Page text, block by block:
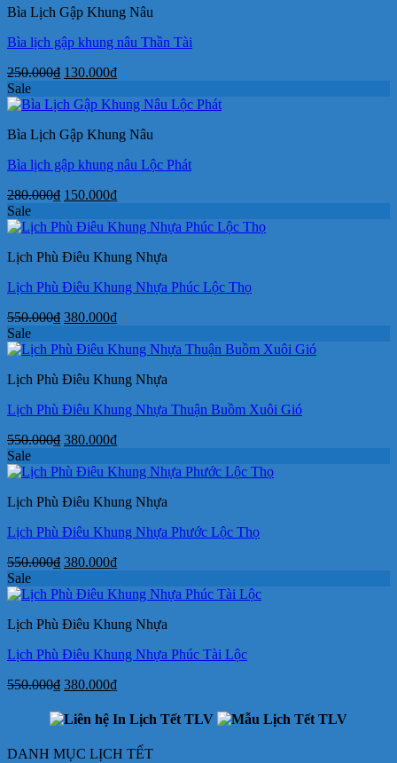
150.000₫.
Bìa Lịch Gập Khung Nâu
Bìa lịch gập khung nâu Thần Tài
250.000₫ Giá
là:
130.000₫Giá
tại
130.000₫.
Sale
Bìa Lịch Gập Khung Nâu
Bìa lịch gập khung nâu Lộc Phát
280.000₫ Giá
là:
150.000₫Giá
tại
150.000₫.
Sale
Lịch Phù Điêu Khung Nhựa
Lịch Phù Điêu Khung Nhựa Phúc Lộc Thọ
550.000₫ Giá
là:
380.000₫Giá
tại
380.000₫.
Sale
Lịch Phù Điêu Khung Nhựa
Lịch Phù Điêu Khung Nhựa Thuận Buồm Xuôi Gió
550.000₫ Giá
là:
380.000₫Giá
tại
380.000₫.
Sale
Lịch Phù Điêu Khung Nhựa
Lịch Phù Điêu Khung Nhựa Phước Lộc Thọ
550.000₫ Giá
là:
380.000₫Giá
tại
380.000₫.
Sale
Lịch Phù Điêu Khung Nhựa
Lịch Phù Điêu Khung Nhựa Phúc Tài Lộc
550.000₫ Giá
là:
550.000₫.
380.000₫Giá
tại
380.000₫.
DANH MỤC LỊCH TẾT